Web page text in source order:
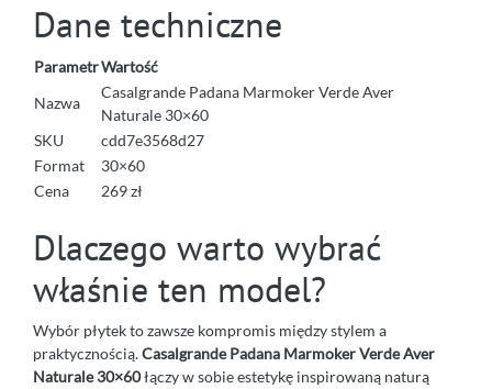
Dane techniczne
ParametrWartość
Nazwa
Casalgrande Padana Marmoker Verde Aver
Naturale 30×60
SKU
cdd7e3568d27
Format
30×60
Cena
269 zł
Dlaczego warto wybrać
właśnie ten model?
Wybór płytek to zawsze kompromis między stylem a
praktycznością.Casalgrande Padana Marmoker Verde Aver
Naturale 30×60łączy w sobie estetykę inspirowaną naturą